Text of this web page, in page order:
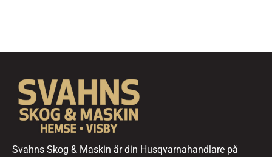
Svahns Skog & Maskin är din Husqvarnahandlare på